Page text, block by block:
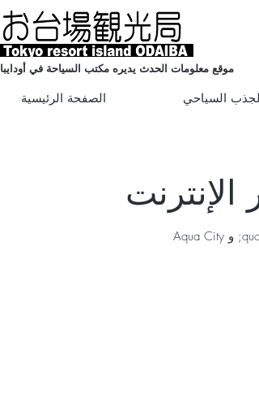
موقع معلومات الحدث يديره مكتب السياحة في أودايبا
الصفحة الرئيسية السياحي
تعاونت فعاليات الثقافة الرياضية الحضرية &quot;Chimera Games&quot; و Aqua City